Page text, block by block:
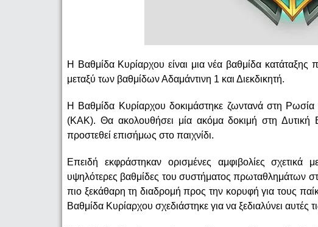
Η Βαθμίδα Κυρίαρχου είναι μια νέα βαθμίδα
μεταξύ των βαθμίδων Αδαμάντινη 1 και Διεκδικητή.
Η Βαθμίδα Κυρίαρχου δοκιμάστηκε ζωντανά στη Ρωσία
(ΚΑΚ). Θα ακολουθήσει μία ακόμα δοκιμή στη
προστεθεί επισήμως στο παιχνίδι.
Επειδή εκφράστηκαν ορισμένες αμφιβολίες σχετικά
υψηλότερες βαθμίδες του συστήματος πρωταθλημάτων
πιο ξεκάθαρη τη διαδρομή προς την κορυφή για τους
Βαθμίδα Κυρίαρχου σχεδιάστηκε για να ξεδιαλύνει αυτές